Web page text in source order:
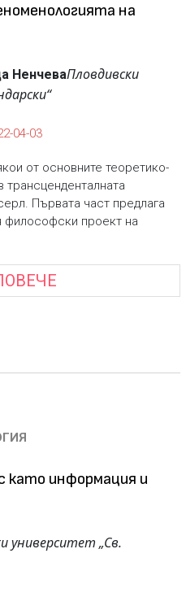
на
НенчеваПловдивски
04-03
от основните теоретико-
Първата част предлага
философски проект на
като информация и
университет „Св.